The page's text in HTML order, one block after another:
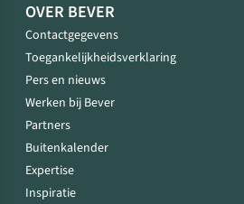
OVER BEVER
Contactgegevens
Toegankelijkheidsverklaring
Pers en nieuws
Werken bij Bever
Partners
Buitenkalender
Expertise
Inspiratie